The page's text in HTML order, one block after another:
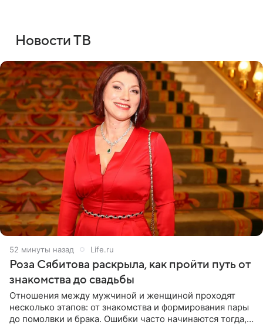
Новости ТВ
52 минуты назад Life.ru
Роза Сябитова раскрыла, как пройти путь от
знакомства до свадьбы
Отношения между мужчиной и женщиной проходят
несколько этапов: от знакомства и формирования пары
до помолвки и брака. Ошибки часто начинаются тогда,